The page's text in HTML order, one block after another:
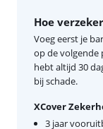
Hoe
Voeg eerst je
op de volgende
hebt altijd 30
bij schade.
XCover
3 jaar